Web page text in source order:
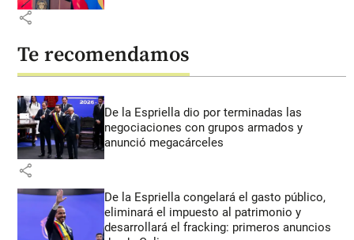
share
Te recomendamos
De la Espriella dio por terminadas las
negociaciones con grupos armados y
anunció megacárceles
share
De la Espriella congelará el gasto público,
eliminará el impuesto al patrimonio y
desarrollará el fracking: primeros anuncios